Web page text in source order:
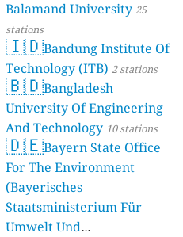
stations
Balamand University25
stations
🇮🇩Bandung Institute Of
Technology (ITB) 2 stations
🇧🇩Bangladesh
University Of Engineering
And Technology 10 stations
🇩🇪Bayern State Office
For The Environment
(Bayerisches
Staatsministerium Für
Umwelt Und